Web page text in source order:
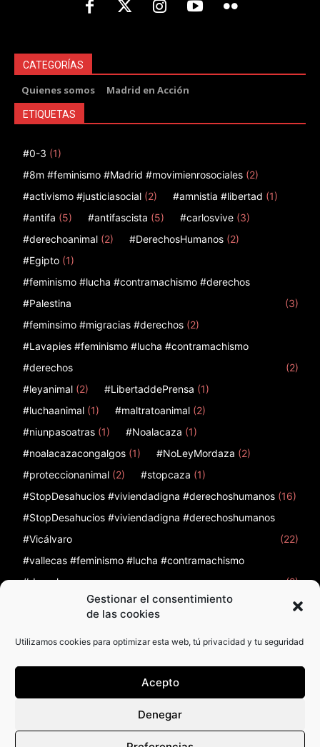
Gestionar el consentimiento
de las cookies
Utilizamos cookies para optimizar esta web, tú privacidad y tu seguridad
Acepto
Denegar
CATEGORÍAS
Quienes somos Madrid en Acción
ETIQUETAS
#0-3 (1)
#8m #feminismo #Madrid #movimienrosociales (2)
#activismo #justiciasocial (2) #amnistia #libertad (1)
#antifa (5) #antifascista (5) #carlosvive (3)
#derechoanimal (2) #DerechosHumanos (2)
#Egipto (1)
#feminismo #lucha #contramachismo #derechos
#Palestina
(3)
#feminsimo #migracias #derechos (2)
#Lavapies #feminismo #lucha #contramachismo
#derechos
(2)
#leyanimal (2) #LibertaddePrensa (1)
#luchaanimal (1) #maltratoanimal (2)
#niunpasoatras (1) #Noalacaza (1)
#noalacazacongalgos (1) #NoLeyMordaza (2)
#proteccionanimal (2) #stopcaza (1)
#StopDesahucios #viviendadigna #derechoshumanos (16)
#StopDesahucios #viviendadigna #derechoshumanos
#Vicálvaro
(22)
#vallecas #feminismo #lucha #contramachismo
#derechos
(2)
12 de febrero (1) 12F (1) 12octubre
Política de cookies (UE)